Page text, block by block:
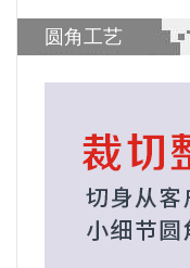
圆角工艺